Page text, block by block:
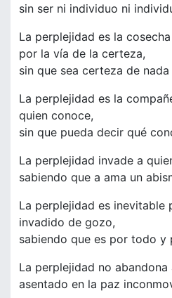
sin ser ni individuo ni
La perplejidad es la
por la vía de la certeza,
sin que sea certeza de
La perplejidad es la
quien conoce,
sin que pueda decir qué
La perplejidad invade a
sabiendo que a ama un
La perplejidad es inevitable
invadido de gozo,
sabiendo que es por todo y
La perplejidad no abandona
asentado en la paz